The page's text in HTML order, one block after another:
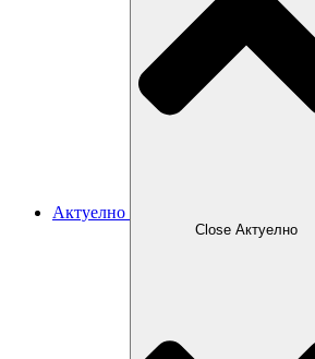
Актуелно
Close Актуелно